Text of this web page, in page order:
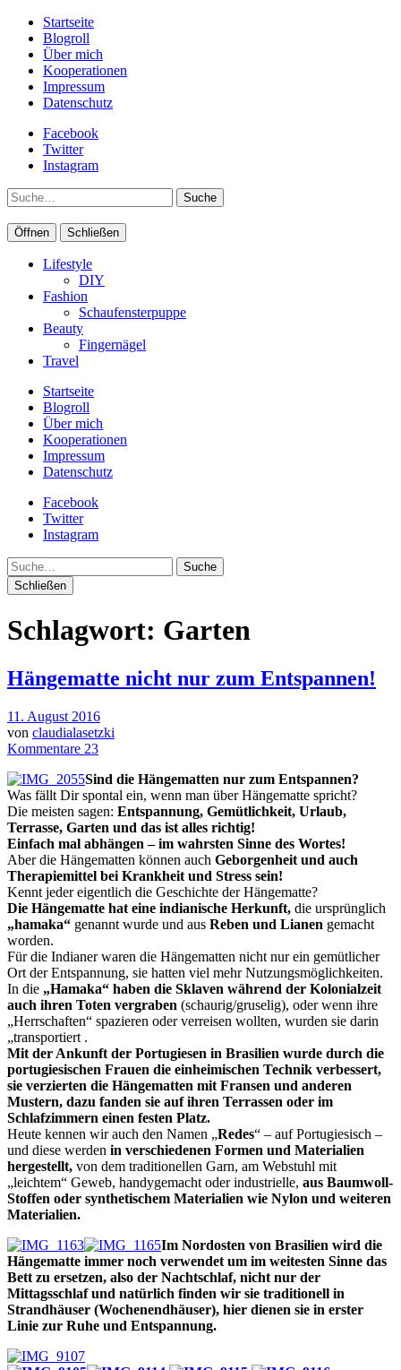
Startseite
Blogroll
Über mich
Kooperationen
Impressum
Datenschutz
Facebook
Twitter
Instagram
Suche
Öffnen Schließen
Lifestyle
DIY
Fashion
Schaufensterpuppe
Beauty
Fingernägel
Travel
Startseite
Blogroll
Über mich
Kooperationen
Impressum
Datenschutz
Facebook
Twitter
Instagram
Suche
Schließen
Schlagwort: Garten
Hängematte nicht nur zum Entspannen!
11. August 2016
von claudialasetzki
Kommentare 23
Sind die Hängematten nur zum Entspannen?
Was fällt Dir spontal ein, wenn man über Hängematte spricht?
Die meisten sagen: Entspannung, Gemütlichkeit, Urlaub,
Terrasse, Garten und das ist alles richtig!
Einfach mal abhängen – im wahrsten Sinne des Wortes!
Aber die Hängematten können auch Geborgenheit und auch
Therapiemittel bei Krankheit und Stress sein!
Kennt jeder eigentlich die Geschichte der Hängematte?
Die Hängematte hat eine indianische Herkunft, die ursprünglich
„hamaka“ genannt wurde und aus Reben und Lianen gemacht
worden.
Für die Indianer waren die Hängematten nicht nur ein gemütlicher
Ort der Entspannung, sie hatten viel mehr Nutzungsmöglichkeiten.
In die „Hamaka“ haben die Sklaven während der Kolonialzeit
auch ihren Toten vergraben (schaurig/gruselig), oder wenn ihre
„Herrschaften“ spazieren oder verreisen wollten, wurden sie darin
„transportiert .
Mit der Ankunft der Portugiesen in Brasilien wurde durch die
portugiesischen Frauen die einheimischen Technik verbessert,
sie verzierten die Hängematten mit Fransen und anderen
Mustern, dazu fanden sie auf ihren Terrassen oder im
Schlafzimmern einen festen Platz.
Heute kennen wir auch den Namen „Redes“ – auf Portugiesisch –
und diese werden in verschiedenen Formen und Materialien
hergestellt, von dem traditionellen Garn, am Webstuhl mit
„leichtem“ Geweb, handygemacht oder industrielle, aus Baumwoll-
Stoffen oder synthetischem Materialien wie Nylon und weiteren
Materialien.
Im Nordosten von Brasilien wird die
Hängematte immer noch verwendet um im weitesten Sinne das
Bett zu ersetzen, also der Nachtschlaf, nicht nur der
Mittagsschlaf und natürlich finden wir sie traditionell in
Strandhäuser (Wochenendhäuser), hier dienen sie in erster
Linie zur Ruhe und Entspannung.